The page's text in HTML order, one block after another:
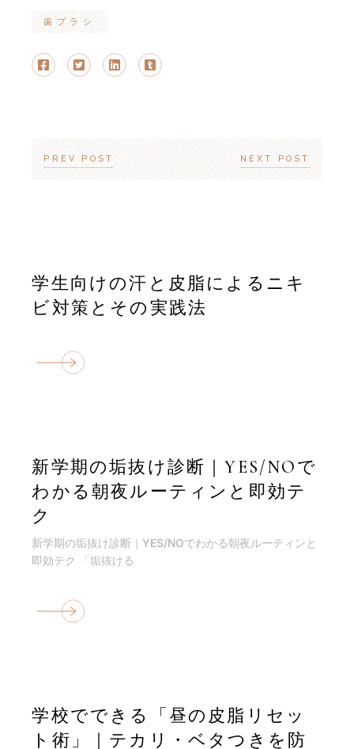
歯ブラシ
PREV POST NEXT POST
学生向けの汗と皮脂によるニキ
ビ対策とその実践法
新学期の垢抜け診断｜YES/NOで
わかる朝夜ルーティンと即効テ
ク
新学期の垢抜け診断｜YES/NOでわかる朝夜ルーティンと
即効テク 「垢抜ける
学校でできる「昼の皮脂リセッ
ト術」｜テカリ・ベタつきを防